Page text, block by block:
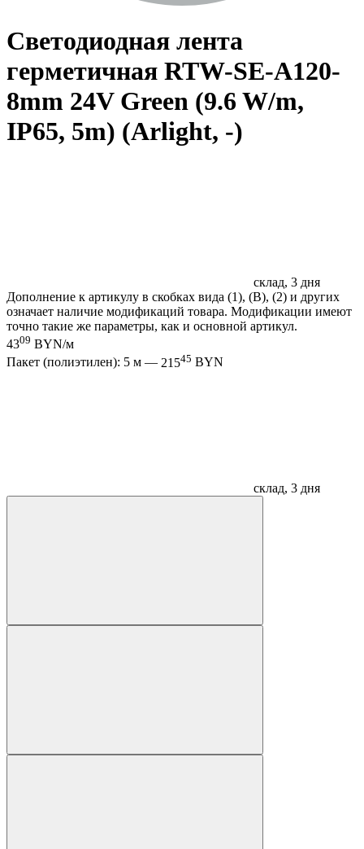
Светодиодная лента
герметичная RTW-SE-A120-
8mm 24V Green (9.6 W/m,
IP65, 5m) (Arlight, -)
склад, 3 дня
Дополнение к артикулу в скобках вида (1), (B), (2) и других
означает наличие модификаций товара. Модификации имеют
точно такие же параметры, как и основной артикул.
4309 BYN/м
Пакет (полиэтилен): 5 м — 21545 BYN
склад, 3 дня